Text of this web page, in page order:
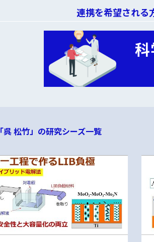
連携を希望される
「呉 松竹」の研究シーズ一覧